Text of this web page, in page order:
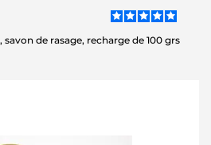
savon de rasage, recharge de 100 grs